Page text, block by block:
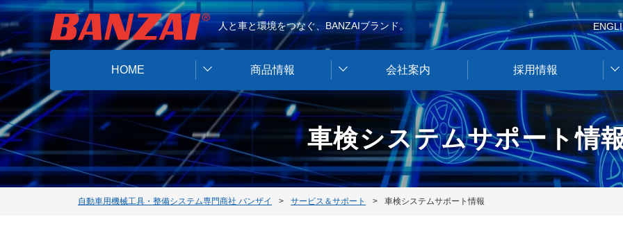
人と車と環境をつなぐ、BANZAIブランド。
HOME 商品情報 会社案内 採用情報
車検システムサポート情
自動車用機械工具・整備システム専門商社 バンザイ サービス＆サポート 車検システムサポート情報